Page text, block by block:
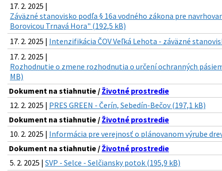
17. 2. 2025 |
Záväzné stanovisko podľa § 16a vodného zákona pre
Borovicou Trnavá Hora" (192,5 kB)
17. 2. 2025 | Intenzifikácia ČOV Veľká Lehota - záväzné
17. 2. 2025 |
Rozhodnutie o zmene rozhodnutia o určení ochranných
MB)
Dokument na stiahnutie / Životné prostredie
12. 2. 2025 | PRES GREEN - Čerín, Sebedín-Bečov (197,1 kB)
Dokument na stiahnutie / Životné prostredie
10. 2. 2025 | Informácia pre verejnosť o plánovanom výrube
Dokument na stiahnutie / Životné prostredie
5. 2. 2025 | SVP - Selce - Selčiansky potok (195,9 kB)